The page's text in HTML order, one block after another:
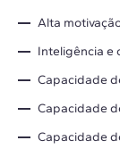
Alta
Inteligência e
Capacidade
Capacidade
Capacidade